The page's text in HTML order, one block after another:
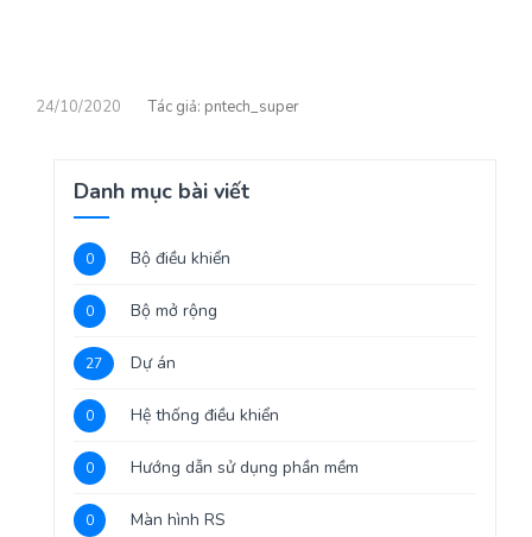
24/10/2020 pntech_super
Danh mục bài viết
0 Bộ điều khiển
0 Bộ mở rộng
27 Dự án
0 Hệ thống điều khiển
0 Hướng dẫn sử dụng phần mềm
0 Màn hình RS